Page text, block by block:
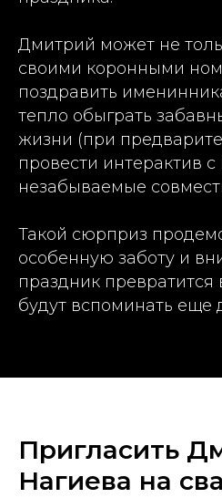
Дмитрий может не
своими коронными
поздравить
тепло обыграть
жизни (при
провести интерактив
незабываемые
Такой сюрприз
особенную заботу и
праздник превратится
будут вспоминать еще
Пригласить
Нагиева на